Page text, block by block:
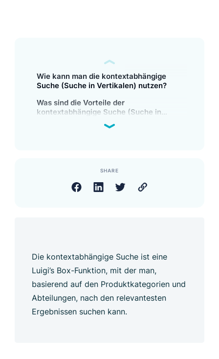
Wie kann man die kontextabhängige
Suche (Suche in Vertikalen) nutzen?
Was sind die Vorteile der
kontextabhängige Suche (Suche in
SHARE
Die kontextabhängige Suche ist eine
Luigi’s Box-Funktion, mit der man,
basierend auf den Produktkategorien und
Abteilungen, nach den relevantesten
Ergebnissen suchen kann.